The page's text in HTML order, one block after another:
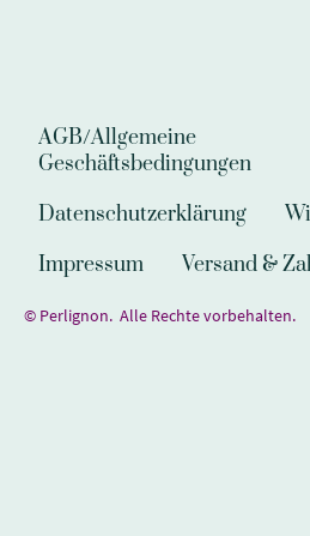
AGB/Allgemeine
Geschäftsbedingungen
Datenschutzerklärung
Impressum
Versand &
© Perlignon. Alle Rechte vorbehalten.